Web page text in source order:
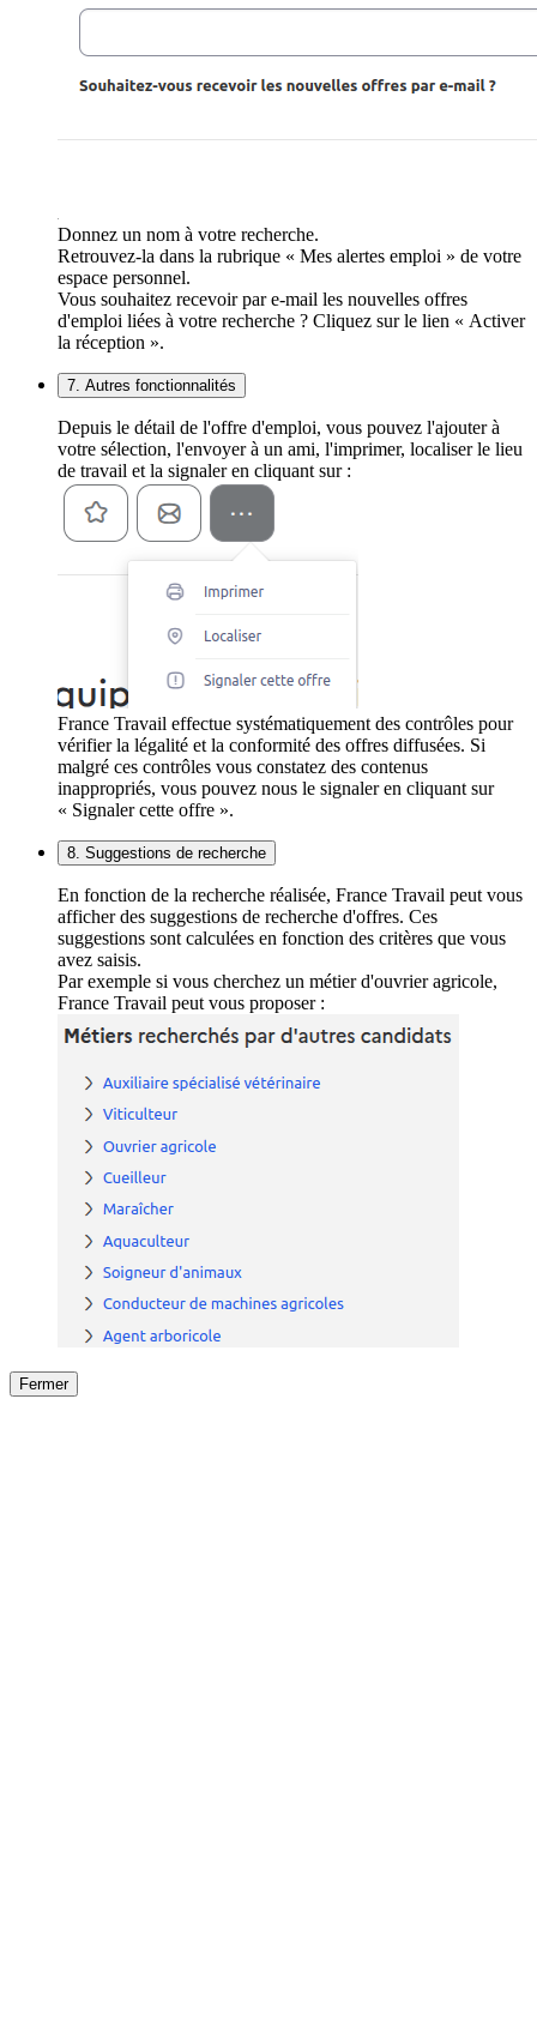
Donnez un nom à votre recherche.
Retrouvez-la dans la rubrique « Mes alertes emploi » de votre
espace personnel.
Vous souhaitez recevoir par e-mail les nouvelles offres
d'emploi liées à votre recherche ? Cliquez sur le lien « Activer
la réception ».
7. Autres fonctionnalités
Depuis le détail de l'offre d'emploi, vous pouvez l'ajouter à
votre sélection, l'envoyer à un ami, l'imprimer, localiser le lieu
de travail et la signaler en cliquant sur :
France Travail effectue systématiquement des contrôles pour
vérifier la légalité et la conformité des offres diffusées. Si
malgré ces contrôles vous constatez des contenus
inappropriés, vous pouvez nous le signaler en cliquant sur
« Signaler cette offre ».
8. Suggestions de recherche
En fonction de la recherche réalisée, France Travail peut vous
afficher des suggestions de recherche d'offres. Ces
suggestions sont calculées en fonction des critères que vous
avez saisis.
Par exemple si vous cherchez un métier d'ouvrier agricole,
France Travail peut vous proposer :
Fermer